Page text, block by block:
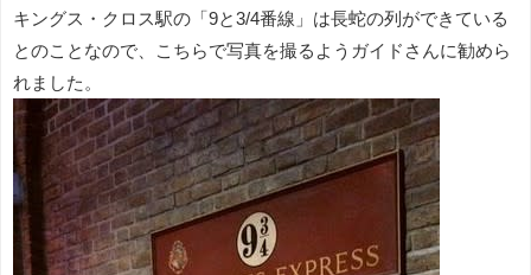
キングス・クロス駅の「9と3/4番線」は長蛇の列ができている
とのことなので、こちらで写真を撮るようガイドさんに勧めら
れました。